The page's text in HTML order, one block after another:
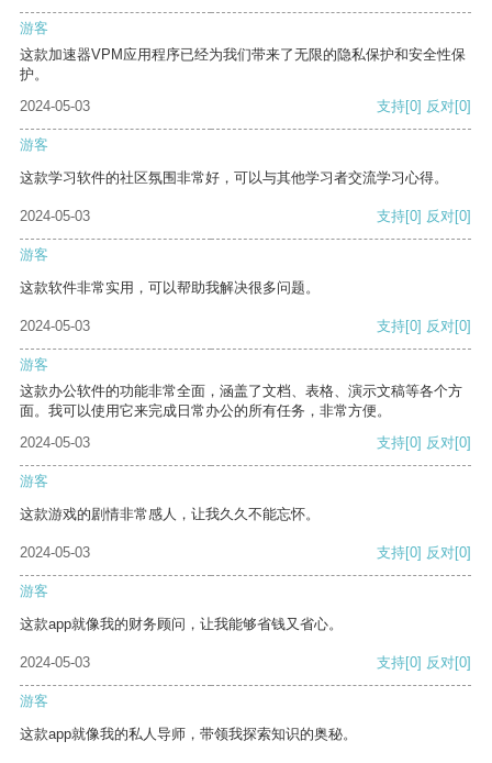
游客
这款加速器VPM应用程序已经为我们带来了无限的隐私保护和安全性保
护。
2024-05-03
支持[0] 反对[0]
游客
这款学习软件的社区氛围非常好，可以与其他学习者交流学习心得。
2024-05-03 支持[0] 反对[0]
游客
这款软件非常实用，可以帮助我解决很多问题。
2024-05-03 支持[0] 反对[0]
游客
这款办公软件的功能非常全面，涵盖了文档、表格、演示文稿等各个方
面。我可以使用它来完成日常办公的所有任务，非常方便。
2024-05-03
支持[0] 反对[0]
游客
这款游戏的剧情非常感人，让我久久不能忘怀。
2024-05-03 支持[0] 反对[0]
游客
这款app就像我的财务顾问，让我能够省钱又省心。
2024-05-03 支持[0] 反对[0]
游客
这款app就像我的私人导师，带领我探索知识的奥秘。